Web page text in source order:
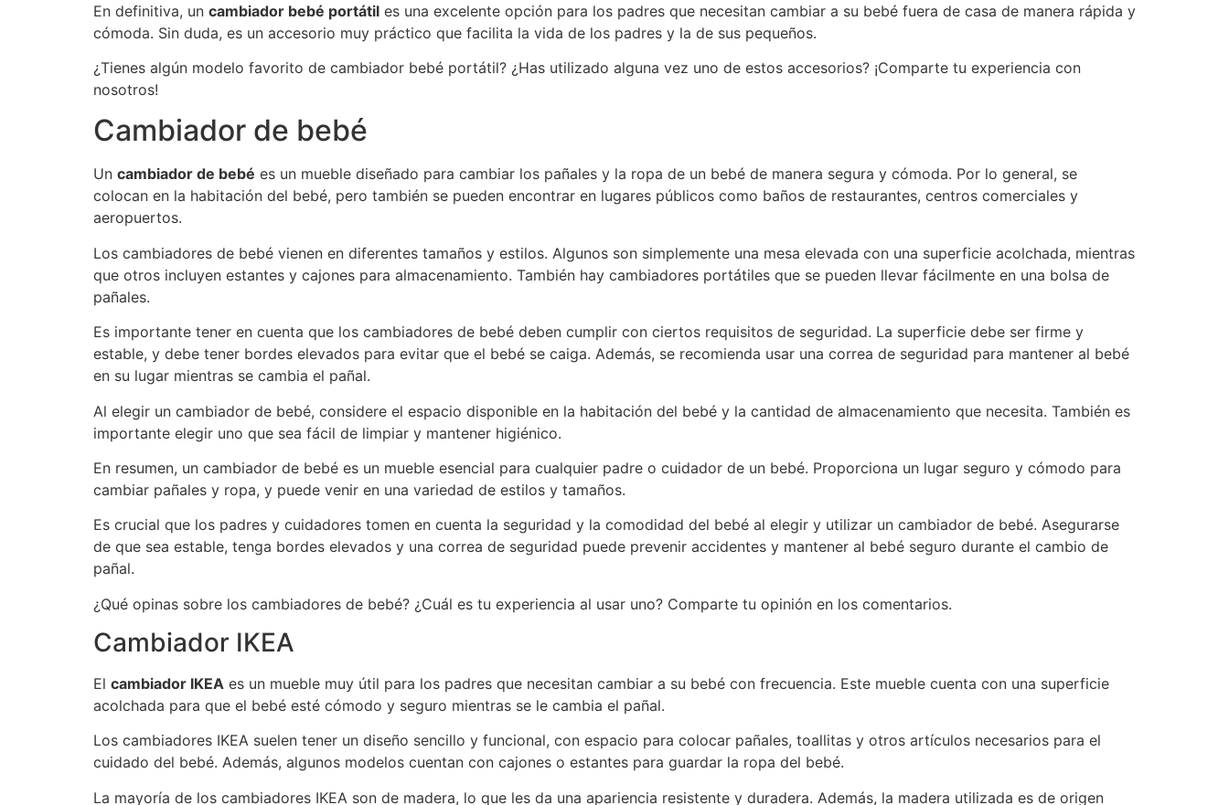
En definitiva, un cambiador bebé portátil es una excelente opción para los padres que necesitan cambiar a su bebé fuera de casa de manera rápida y
cómoda. Sin duda, es un accesorio muy práctico que facilita la vida de los padres y la de sus pequeños.
¿Tienes algún modelo favorito de cambiador bebé portátil? ¿Has utilizado alguna vez uno de estos accesorios? ¡Comparte tu experiencia con
nosotros!
Cambiador de bebé
Un cambiador de bebé es un mueble diseñado para cambiar los pañales y la ropa de un bebé de manera segura y cómoda. Por lo general, se
colocan en la habitación del bebé, pero también se pueden encontrar en lugares públicos como baños de restaurantes, centros comerciales y
aeropuertos.
Los cambiadores de bebé vienen en diferentes tamaños y estilos. Algunos son simplemente una mesa elevada con una superficie acolchada, mientras
que otros incluyen estantes y cajones para almacenamiento. También hay cambiadores portátiles que se pueden llevar fácilmente en una bolsa de
pañales.
Es importante tener en cuenta que los cambiadores de bebé deben cumplir con ciertos requisitos de seguridad. La superficie debe ser firme y
estable, y debe tener bordes elevados para evitar que el bebé se caiga. Además, se recomienda usar una correa de seguridad para mantener al bebé
en su lugar mientras se cambia el pañal.
Al elegir un cambiador de bebé, considere el espacio disponible en la habitación del bebé y la cantidad de almacenamiento que necesita. También es
importante elegir uno que sea fácil de limpiar y mantener higiénico.
En resumen, un cambiador de bebé es un mueble esencial para cualquier padre o cuidador de un bebé. Proporciona un lugar seguro y cómodo para
cambiar pañales y ropa, y puede venir en una variedad de estilos y tamaños.
Es crucial que los padres y cuidadores tomen en cuenta la seguridad y la comodidad del bebé al elegir y utilizar un cambiador de bebé. Asegurarse
de que sea estable, tenga bordes elevados y una correa de seguridad puede prevenir accidentes y mantener al bebé seguro durante el cambio de
pañal.
¿Qué opinas sobre los cambiadores de bebé? ¿Cuál es tu experiencia al usar uno? Comparte tu opinión en los comentarios.
Cambiador IKEA
El cambiador IKEA es un mueble muy útil para los padres que necesitan cambiar a su bebé con frecuencia. Este mueble cuenta con una superficie
acolchada para que el bebé esté cómodo y seguro mientras se le cambia el pañal.
Los cambiadores IKEA suelen tener un diseño sencillo y funcional, con espacio para colocar pañales, toallitas y otros artículos necesarios para el
cuidado del bebé. Además, algunos modelos cuentan con cajones o estantes para guardar la ropa del bebé.
La mayoría de los cambiadores IKEA son de madera, lo que les da una apariencia resistente y duradera. Además, la madera utilizada es de origen